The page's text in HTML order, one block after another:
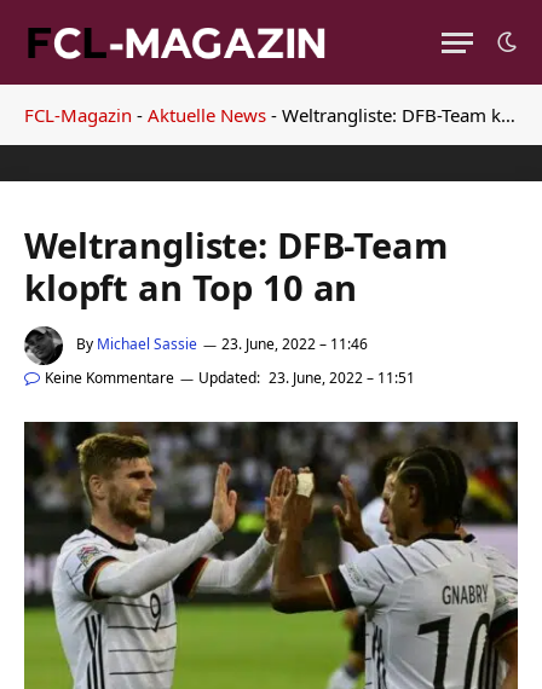
FCL-Magazin - Aktuelle News - Weltrangliste: DFB-Team klopft an Top 10 an
Weltrangliste: DFB-Team
klopft an Top 10 an
By Michael Sassie
23. June, 2022 – 11:46
Keine Kommentare
Updated: 23. June, 2022 – 11:51